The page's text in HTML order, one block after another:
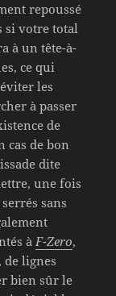
repoussé
si votre total
à un tête-à-
ce qui
les
à passer
de
cas de bon
dite
une fois
sans
àF-Zero,
, de lignes
bien sûr le